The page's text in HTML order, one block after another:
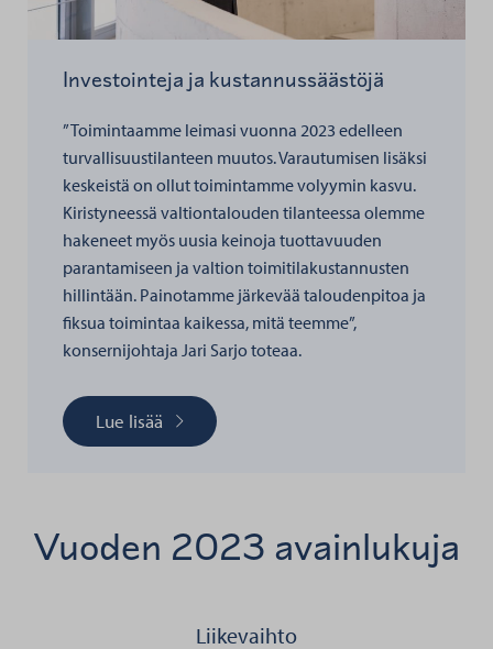
Investointeja ja kustannussäästöjä
”Toimintaamme leimasi vuonna 2023 edelleen
turvallisuustilanteen muutos. Varautumisen lisäksi
keskeistä on ollut toimintamme volyymin kasvu.
Kiristyneessä valtiontalouden tilanteessa olemme
hakeneet myös uusia keinoja tuottavuuden
parantamiseen ja valtion toimitilakustannusten
hillintään. Painotamme järkevää taloudenpitoa ja
fiksua toimintaa kaikessa, mitä teemme”,
konsernijohtaja Jari Sarjo toteaa.
Lue lisää
Vuoden 2023 avainlukuja
Liikevaihto